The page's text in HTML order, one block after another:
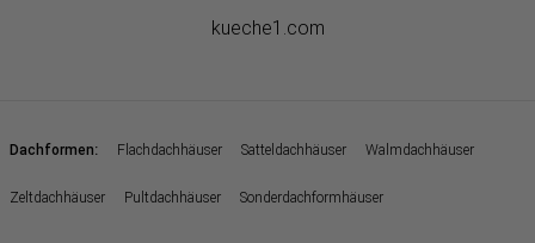
kueche1.com
Dachformen: Flachdachhäuser Satteldachhäuser Walmdachhäuser
Zeltdachhäuser Pultdachhäuser Sonderdachformhäuser